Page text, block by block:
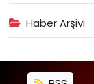
Haber Arşivi